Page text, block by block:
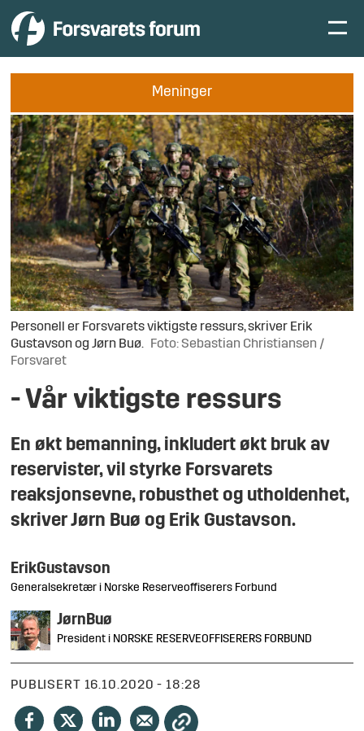
Meninger
Personell er Forsvarets viktigste ressurs, skriver Erik
Gustavson og Jørn Buø.
Foto: Sebastian Christiansen /
Forsvaret
- Vår viktigste ressurs
En økt bemanning, inkludert økt bruk av
reservister, vil styrke Forsvarets
reaksjonsevne, robusthet og utholdenhet,
skriver Jørn Buø og Erik Gustavson.
ErikGustavson
Generalsekretær i Norske Reserveoffiserers Forbund
JørnBuø
President i NORSKE RESERVEOFFISERERS FORBUND
PUBLISERT 16.10.2020 - 18:28